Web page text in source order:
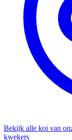
Bekijk alle koi van
kwekers